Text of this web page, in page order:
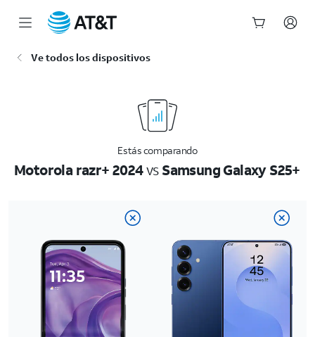
Ve todos los dispositivos
Estás comparando
Motorola razr+ 2024vsSamsung Galaxy S25+